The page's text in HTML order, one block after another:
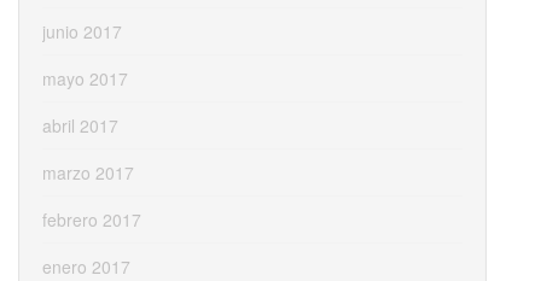
junio 2017
mayo 2017
abril 2017
marzo 2017
febrero 2017
enero 2017